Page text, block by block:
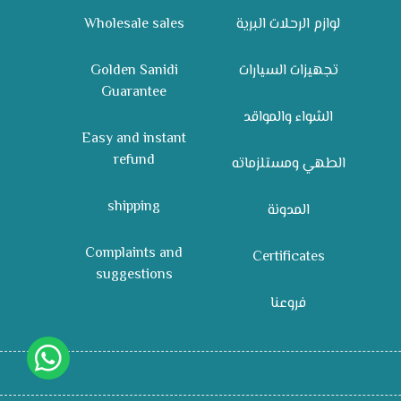
Wholesale sales
Golden Sanidi
Guarantee
Easy and instant
refund
shipping
Complaints and
suggestions
لوازم الرحلات البرية
تجهيزات السيارات
الشواء والمواقد
الطهي ومستلزماته
المدونة
Certificates
فروعنا